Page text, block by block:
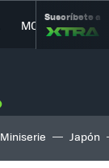
MOVILIDAD
Suscríbete a
Miniserie Japón